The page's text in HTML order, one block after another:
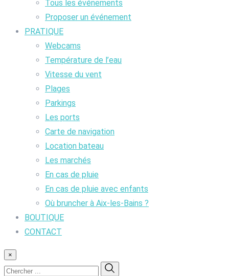
Tous les événements
Proposer un événement
PRATIQUE
Webcams
Température de l’eau
Vitesse du vent
Plages
Parkings
Les ports
Carte de navigation
Location bateau
Les marchés
En cas de pluie
En cas de pluie avec enfants
Où bruncher à Aix-les-Bains ?
BOUTIQUE
CONTACT
×